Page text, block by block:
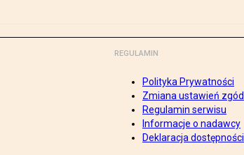
REGULAMIN
Polityka Prywatności
Zmiana ustawień zgód
Regulamin serwisu
Informacje o nadawcy
Deklaracja dostępności